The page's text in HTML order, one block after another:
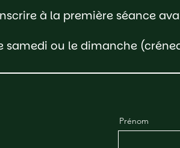
à la première séance
samedi ou le dimanche
Prénom